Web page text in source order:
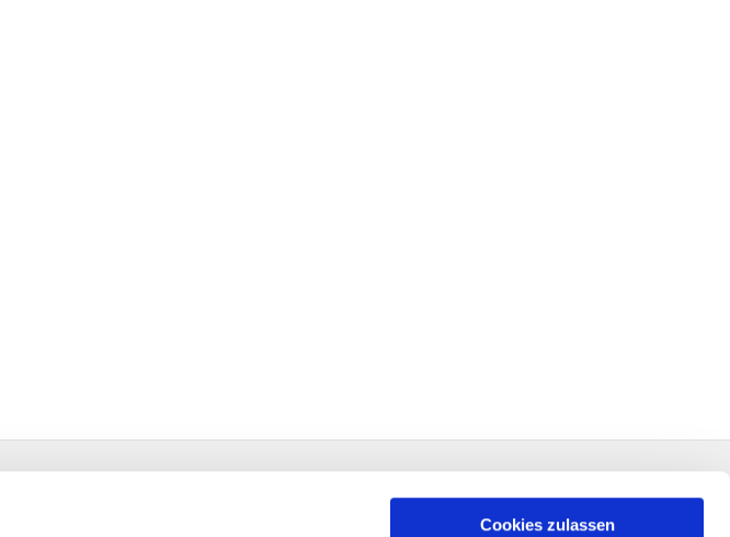
Cookies zulassen